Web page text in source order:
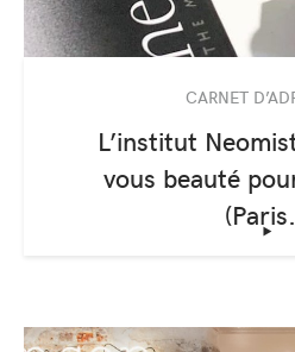
CARNET
L’institut
vous beauté
‣